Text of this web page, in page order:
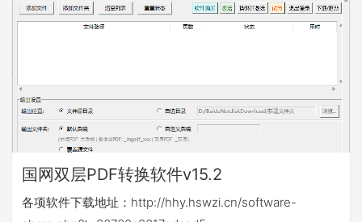
国网双层PDF转换软件v15.2
各项软件下载地址：http://hhy.hswzi.cn/software-